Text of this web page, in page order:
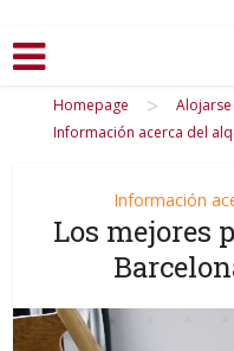
Homepage >
Información acerca del
Información
Los mejores